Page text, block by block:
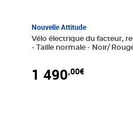
Nouvelle Attitude
Vélo électrique du facteur,
- Taille normale - Noir/
1 490,00€